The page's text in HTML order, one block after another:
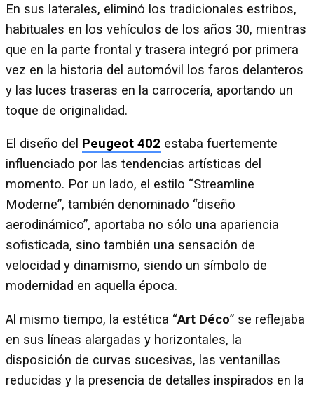
En sus laterales, eliminó los tradicionales estribos,
habituales en los vehículos de los años 30, mientras
que en la parte frontal y trasera integró por primera
vez en la historia del automóvil los faros delanteros
y las luces traseras en la carrocería, aportando un
toque de originalidad.
El diseño del Peugeot 402 estaba fuertemente
influenciado por las tendencias artísticas del
momento. Por un lado, el estilo “Streamline
Moderne”, también denominado “diseño
aerodinámico”, aportaba no sólo una apariencia
sofisticada, sino también una sensación de
velocidad y dinamismo, siendo un símbolo de
modernidad en aquella época.
Al mismo tiempo, la estética “Art Déco” se reflejaba
en sus líneas alargadas y horizontales, la
disposición de curvas sucesivas, las ventanillas
reducidas y la presencia de detalles inspirados en la